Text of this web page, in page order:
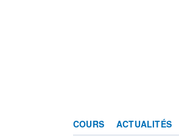
COURS ACTUALITÉS